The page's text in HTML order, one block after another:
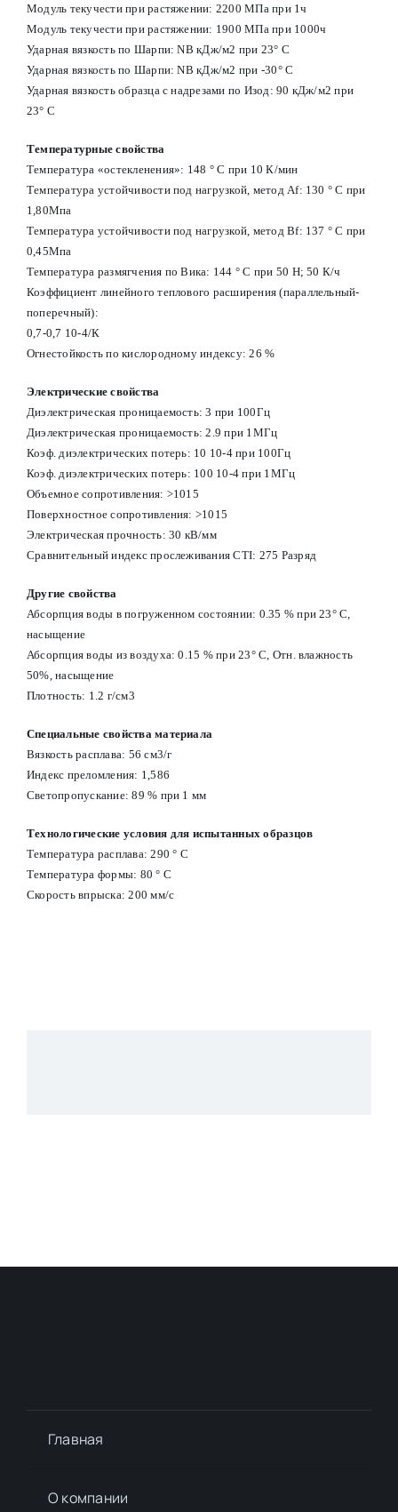
Модуль текучести при растяжении: 2200 МПа при 1ч
Модуль текучести при растяжении: 1900 МПа при 1000ч
Ударная вязкость по Шарпи: NB кДж/м2 при 23° С
Ударная вязкость по Шарпи: NB кДж/м2 при -30° С
Ударная вязкость образца с надрезами по Изод: 90 кДж/м2 при
23° С
Температурные свойства
Температура «остекленения»: 148 ° С при 10 К/мин
Температура устойчивости под нагрузкой, метод Af: 130 ° С при
1,80Мпа
Температура устойчивости под нагрузкой, метод Вf: 137 ° С при
0,45Мпа
Температура размягчения по Вика: 144 ° С при 50 Н; 50 К/ч
Коэффициент линейного теплового расширения (параллельный-
поперечный):
0,7-0,7 10-4/К
Огнестойкость по кислородному индексу: 26 %
Электрические свойства
Диэлектрическая проницаемость: 3 при 100Гц
Диэлектрическая проницаемость: 2.9 при 1МГц
Коэф. диэлектрических потерь: 10 10-4 при 100Гц
Коэф. диэлектрических потерь: 100 10-4 при 1МГц
Объемное сопротивления: >1015
Поверхностное сопротивления: >1015
Электрическая прочность: 30 кВ/мм
Сравнительный индекс прослеживания CTI: 275 Разряд
Другие свойства
Абсорпция воды в погруженном состоянии: 0.35 % при 23° С,
насыщение
Абсорпция воды из воздуха: 0.15 % при 23° С, Отн. влажность
50%, насыщение
Плотность: 1.2 г/см3
Специальные свойства материала
Вязкость расплава: 56 см3/г
Индекс преломления: 1,586
Светопропускание: 89 % при 1 мм
Технологические условия для испытанных образцов
Температура расплава: 290 ° С
Температура формы: 80 ° С
Скорость впрыска: 200 мм/с
Главная
О компании